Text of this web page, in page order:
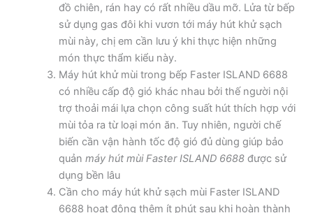
đồ chiên, rán hay có rất nhiều dầu mỡ. Lửa từ bếp
sử dụng gas đôi khi vươn tới máy hút khử sạch
mùi này, chị em cần lưu ý khi thực hiện những
món thực thẩm kiểu này.
Máy hút khử mùi trong bếp Faster ISLAND 6688
có nhiều cấp độ gió khác nhau bởi thế người nội
trợ thoải mái lựa chọn công suất hút thích hợp với
mùi tỏa ra từ loại món ăn. Tuy nhiên, người chế
biến cần vận hành tốc độ gió đủ dùng giúp bảo
quản máy hút mùi Faster ISLAND 6688được sử
dụng bền lâu
Cần cho máy hút khử sạch mùi Faster ISLAND
6688 hoạt động thêm ít phút sau khi hoàn thành